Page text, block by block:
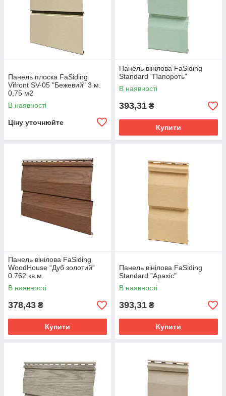
Панель плоска FaSiding
Vifront SV-05 "Бежевий" 3 м.
0,75 м2
В наявності
Ціну уточнюйте
Панель вінілова FaSiding
Standard "Папороть"
В наявності
393,31 ₴
Купити
Панель вінілова FaSiding
WoodHouse “Дуб золотий“
0.762 кв.м.
В наявності
378,43 ₴
Купити
Панель вінілова FaSiding
Standard "Арахіс"
В наявності
393,31 ₴
Купити